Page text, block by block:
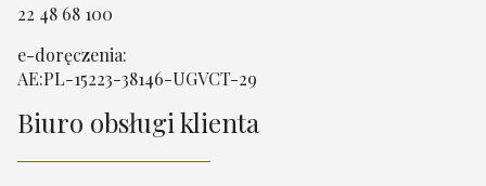
22 48 68 100
e-doręczenia:
AE:PL-15223-38146-UGVCT-29
Biuro obsługi klienta